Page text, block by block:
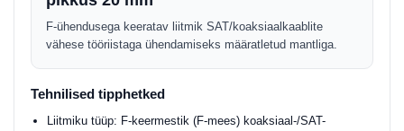
F-ühendusega keeratav liitmik SAT/koaksiaalkaablite
vähese tööriistaga ühendamiseks määratletud mantliga.
Tehnilised tipphetked
Liitmiku tüüp: F-keermestik (F-mees) koaksiaal-/SAT-